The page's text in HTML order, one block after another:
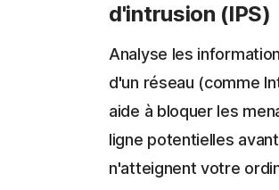
d'intrusion (IPS)
Analyse les
d'un réseau (comme
aide à bloquer les
ligne potentielles
n'atteignent votre